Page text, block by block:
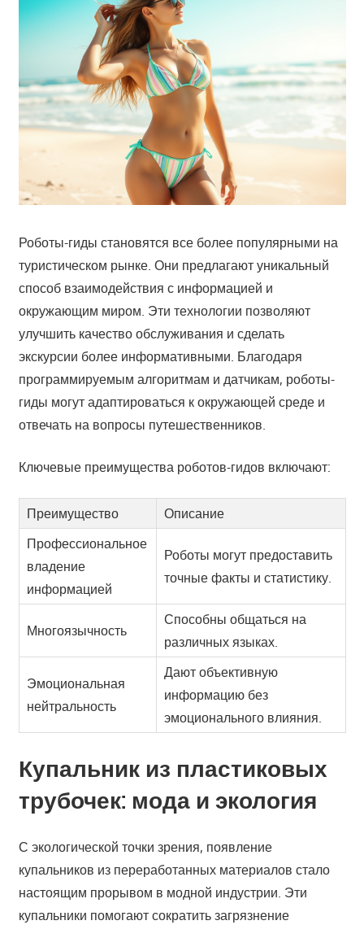
Роботы-гиды становятся все более популярными на
туристическом рынке. Они предлагают уникальный
способ взаимодействия с информацией и
окружающим миром. Эти технологии позволяют
улучшить качество обслуживания и сделать
экскурсии более информативными. Благодаря
программируемым алгоритмам и датчикам, роботы-
гиды могут адаптироваться к окружающей среде и
отвечать на вопросы путешественников.
Ключевые преимущества роботов-гидов включают:
Преимущество
Описание
Профессиональное
владение
информацией
Роботы могут предоставить
точные факты и статистику.
Многоязычность
Способны общаться на
различных языках.
Эмоциональная
нейтральность
Дают объективную
информацию без
эмоционального влияния.
Купальник из пластиковых
трубочек: мода и экология
С экологической точки зрения, появление
купальников из переработанных материалов стало
настоящим прорывом в модной индустрии. Эти
купальники помогают сократить загрязнение